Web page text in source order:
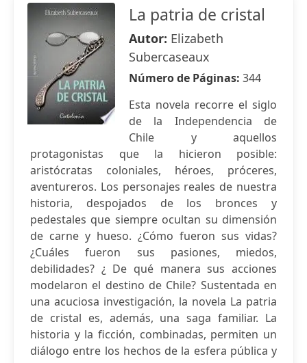
La patria de cristal
Autor: Elizabeth
Subercaseaux
Número de Páginas: 344
Esta novela recorre el siglo
de la Independencia de
Chile y aquellos
protagonistas que la hicieron posible:
aristócratas coloniales, héroes, próceres,
aventureros. Los personajes reales de nuestra
historia, despojados de los bronces y
pedestales que siempre ocultan su dimensión
de carne y hueso. ¿Cómo fueron sus vidas?
¿Cuáles fueron sus pasiones, miedos,
debilidades? ¿ De qué manera sus acciones
modelaron el destino de Chile? Sustentada en
una acuciosa investigación, la novela La patria
de cristal es, además, una saga familiar. La
historia y la ficción, combinadas, permiten un
diálogo entre los hechos de la esfera pública y